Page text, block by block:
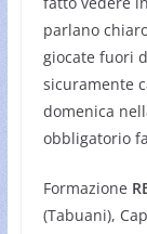
parlano
giocate fuori
sicuramente
domenica
obbligatorio
Formazione
(Tabuani),